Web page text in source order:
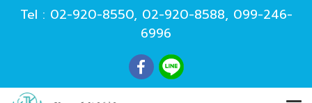
Tel : 02-920-8550, 02-920-8588, 099-246-
6996